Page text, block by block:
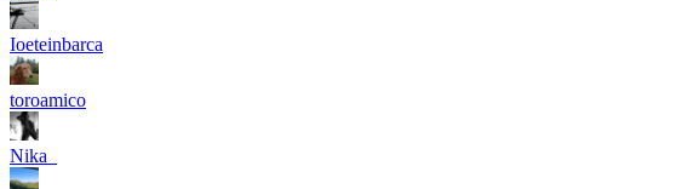
Ioeteinbarca
toroamico
Nika_